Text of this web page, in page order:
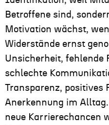
Betroffene sind,
Motivation wächst,
Widerstände ernst
Unsicherheit, fehlende
schlechte
Transparenz, positives
Anerkennung im
neue Karrierechancen